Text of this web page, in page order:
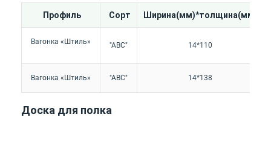
Профиль Сорт Ширина(мм)*толщина(мм)
Вагонка «Штиль» "АВС" 14*110
Вагонка «Штиль» "АВС" 14*138
Доска для полка